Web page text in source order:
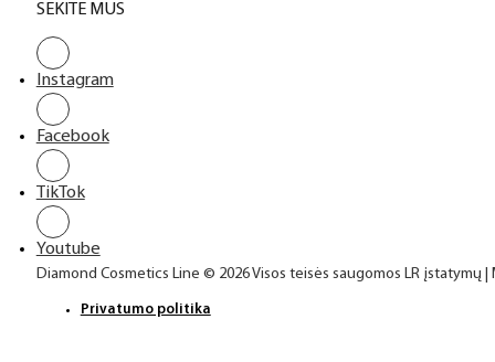
SEKITE MUS
Instagram
Facebook
TikTok
Youtube
Diamond Cosmetics Line © 2026 Visos teisės saugomos LR įstatymų
Privatumo politika